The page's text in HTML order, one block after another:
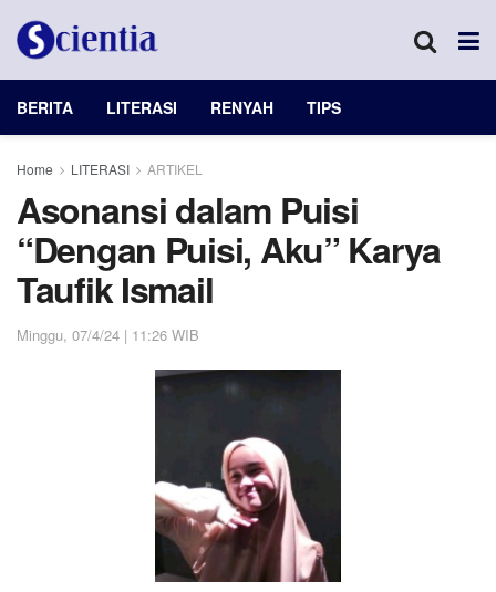
BERITA LITERASI RENYAH TIPS
Home LITERASI ARTIKEL
Asonansi dalam Puisi
“Dengan Puisi, Aku” Karya
Taufik Ismail
Minggu, 07/4/24 | 11:26 WIB